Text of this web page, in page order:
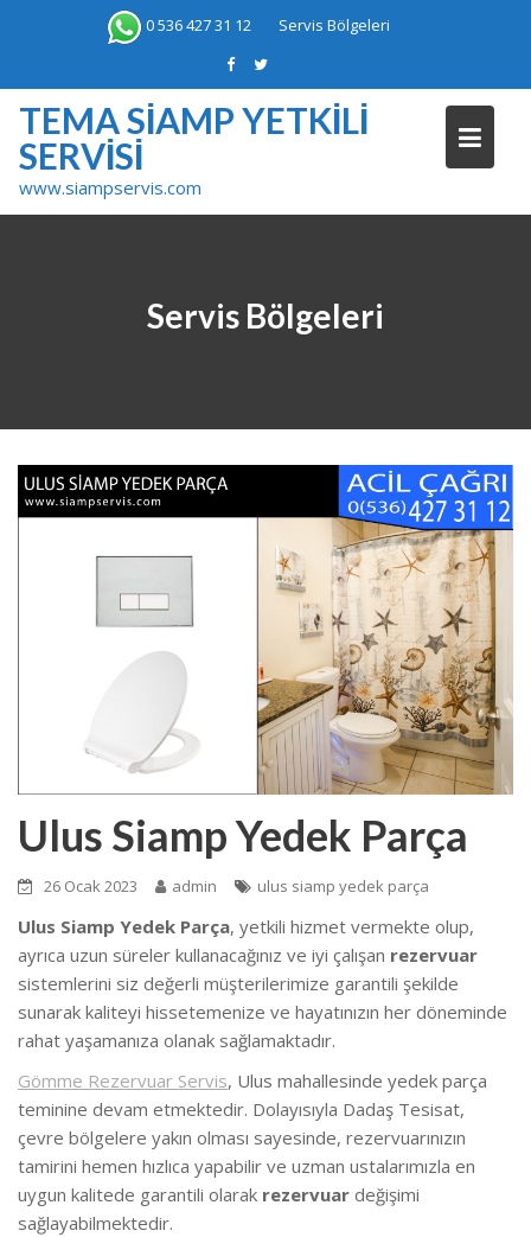
0 536 427 31 12 Servis Bölgeleri
TEMA SIAMP YETKILI
SERVISI
www.siampservis.com
Servis Bölgeleri
Ulus Siamp Yedek Parça
26 Ocak 2023 admin ulus siamp yedek parça
Ulus Siamp Yedek Parça, yetkili hizmet vermekte olup,
ayrıca uzun süreler kullanacağınız ve iyi çalışan rezervuar
sistemlerini siz değerli müşterilerimize garantili şekilde
sunarak kaliteyi hissetemenize ve hayatınızın her döneminde
rahat yaşamanıza olanak sağlamaktadır.
Gömme Rezervuar Servis, Ulus mahallesinde yedek parça
teminine devam etmektedir. Dolayısıyla Dadaş Tesisat,
çevre bölgelere yakın olması sayesinde, rezervuarınızın
tamirini hemen hızlıca yapabilir ve uzman ustalarımızla en
uygun kalitede garantili olarak rezervuar değişimi
sağlayabilmektedir.